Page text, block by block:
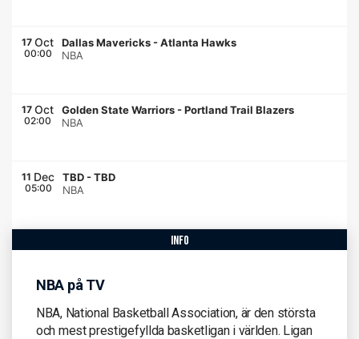
17 Oct
00:00
Dallas Mavericks -Atlanta Hawks
NBA
17 Oct
02:00
Golden State Warriors -Portland Trail Blazers
NBA
11 Dec
05:00
TBD -TBD
NBA
info
NBA på TV
NBA, National Basketball Association, är den största
och mest prestigefyllda basketligan i världen. Ligan